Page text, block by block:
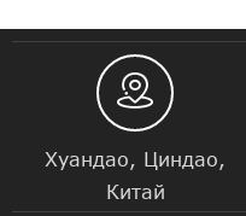

Хуандао, Циндао,
Китай